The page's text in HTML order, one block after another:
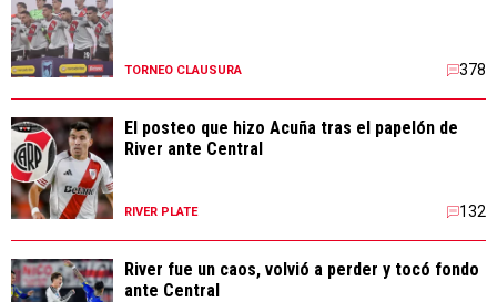
TORNEO CLAUSURA 378
El posteo que hizo Acuña tras el papelón de
River ante Central
RIVER PLATE 132
River fue un caos, volvió a perder y tocó fondo
ante Central